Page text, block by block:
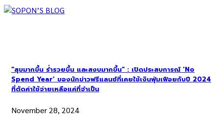
“สุขมากขึ้น ร่ำรวยขึ้น และสงบมากขึ้น” : เปิดประสบการณ์ ‘No
Spend Year’ ของนักข่าวฟรีแลนซ์ที่เคยใช้เงินฟุ่มเฟือยกับปี 2024
ที่ตัดค่าใช้จ่ายเหลือแค่ที่จำเป็น
November 28, 2024